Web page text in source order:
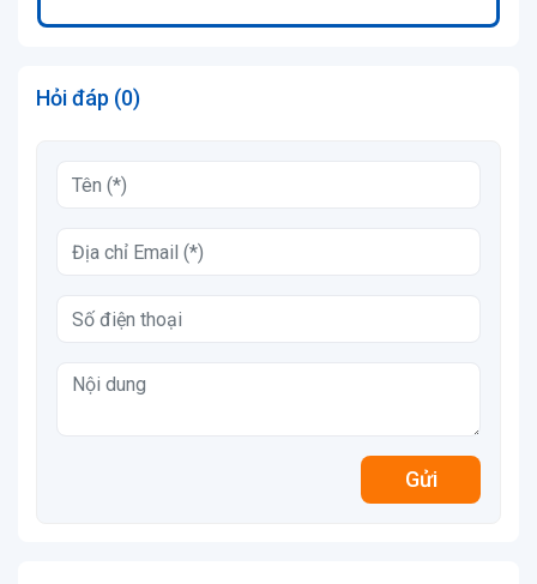
Hỏi đáp (0)
Gửi